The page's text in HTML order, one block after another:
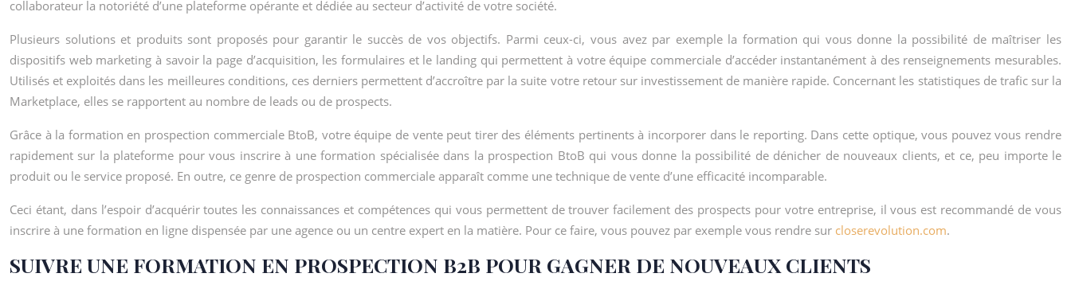
collaborateur la notoriété d’une plateforme opérante et dédiée au secteur d’activité de votre société.
Plusieurs solutions et produits sont proposés pour garantir le succès de vos objectifs. Parmi ceux-ci, vous avez par exemple la formation qui vous donne la possibilité de maîtriser les
dispositifs web marketing à savoir la page d’acquisition, les formulaires et le landing qui permettent à votre équipe commerciale d’accéder instantanément à des renseignements mesurables.
Utilisés et exploités dans les meilleures conditions, ces derniers permettent d’accroître par la suite votre retour sur investissement de manière rapide. Concernant les statistiques de trafic sur la
Marketplace, elles se rapportent au nombre de leads ou de prospects.
Grâce à la formation en prospection commerciale BtoB, votre équipe de vente peut tirer des éléments pertinents à incorporer dans le reporting. Dans cette optique, vous pouvez vous rendre
rapidement sur la plateforme pour vous inscrire à une formation spécialisée dans la prospection BtoB qui vous donne la possibilité de dénicher de nouveaux clients, et ce, peu importe le
produit ou le service proposé. En outre, ce genre de prospection commerciale apparaît comme une technique de vente d’une efficacité incomparable.
Ceci étant, dans l’espoir d’acquérir toutes les connaissances et compétences qui vous permettent de trouver facilement des prospects pour votre entreprise, il vous est recommandé de vous
inscrire à une formation en ligne dispensée par une agence ou un centre expert en la matière. Pour ce faire, vous pouvez par exemple vous rendre sur closerevolution.com.
SUIVRE UNE FORMATION EN PROSPECTION B2B POUR GAGNER DE NOUVEAUX CLIENTS